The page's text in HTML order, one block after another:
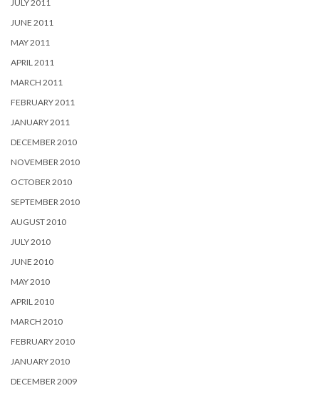
JULY 2011
JUNE 2011
MAY 2011
APRIL 2011
MARCH 2011
FEBRUARY 2011
JANUARY 2011
DECEMBER 2010
NOVEMBER 2010
OCTOBER 2010
SEPTEMBER 2010
AUGUST 2010
JULY 2010
JUNE 2010
MAY 2010
APRIL 2010
MARCH 2010
FEBRUARY 2010
JANUARY 2010
DECEMBER 2009